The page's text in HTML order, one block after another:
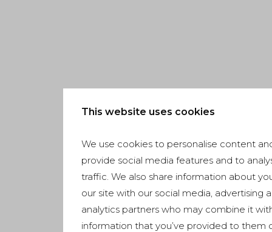
This website uses cookies
We use cookies to personalise content
provide social media features and to
traffic. We also share information about
our site with our social media, advertising
analytics partners who may combine it
information that you’ve provided to them